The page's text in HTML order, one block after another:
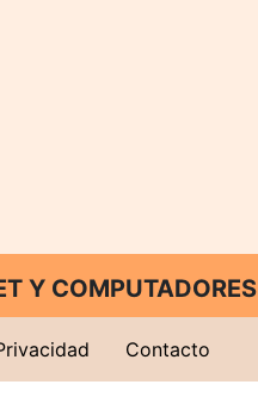
Y COMPUTADORES
Contacto